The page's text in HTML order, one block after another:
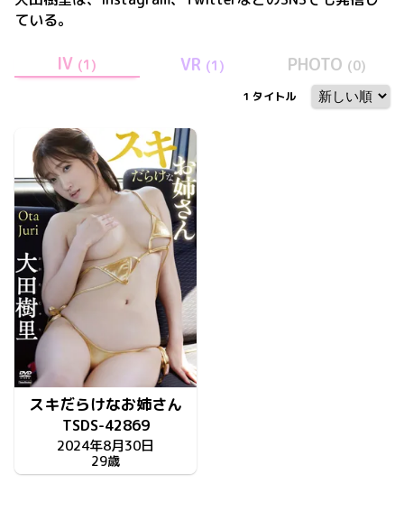
ている。
IV (1 ) VR (1 ) PHOTO (0)
1 タイトル
スキだらけなお姉さん
TSDS-42869
2024年8月30日
29歳